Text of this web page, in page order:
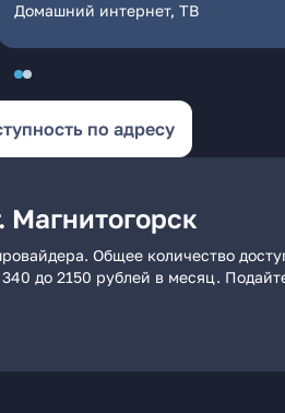
Домашний интернет, ТВ
по адресу
Магнитогорск
Общее количество
до 2150 рублей в месяц.